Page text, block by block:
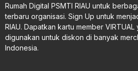
Rumah Digital PSMTI RIAU untuk
terbaru organisasi. Sign Up untuk
RIAU. Dapatkan kartu member
digunakan untuk diskon di banyak
Indonesia.